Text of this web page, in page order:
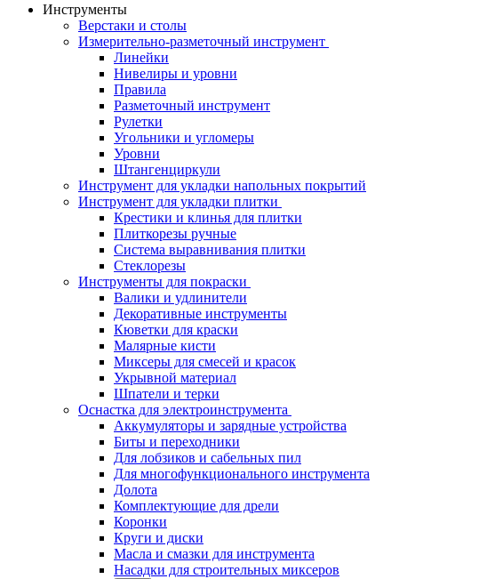
Инструменты
Верстаки и столы
Измерительно-разметочный инструмент
Линейки
Нивелиры и уровни
Правила
Разметочный инструмент
Рулетки
Угольники и угломеры
Уровни
Штангенциркули
Инструмент для укладки напольных покрытий
Инструмент для укладки плитки
Крестики и клинья для плитки
Плиткорезы ручные
Система выравнивания плитки
Стеклорезы
Инструменты для покраски
Валики и удлинители
Декоративные инструменты
Кюветки для краски
Малярные кисти
Миксеры для смесей и красок
Укрывной материал
Шпатели и терки
Оснастка для электроинструмента
Аккумуляторы и зарядные устройства
Биты и переходники
Для лобзиков и сабельных пил
Для многофункционального инструмента
Долота
Комплектующие для дрели
Коронки
Круги и диски
Масла и смазки для инструмента
Насадки для строительных миксеров